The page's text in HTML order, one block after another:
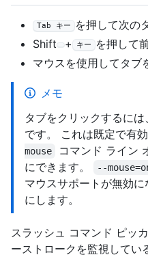
Tab キー
を押して次の
Shift
+ キー
を押して
マウスを使用してタブ
メモ
タブをクリックするに
です。 これは既定で有
mouse
コマンド ライン
にできます。
--
マウスサポートが無効
にします。
スラッシュ コマンド ピッ
ーストロークを監視してい